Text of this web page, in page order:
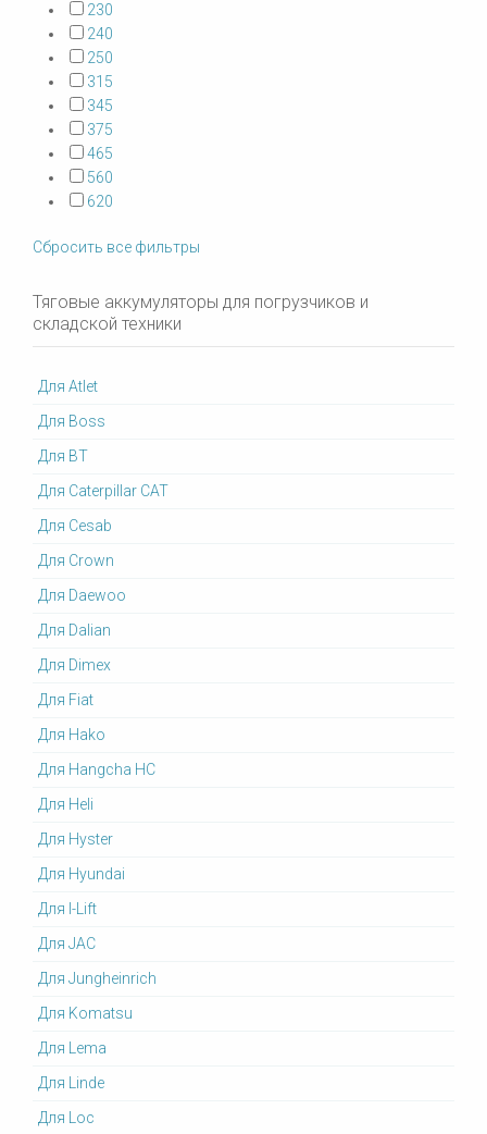
230
240
250
315
345
375
465
560
620
Сбросить все фильтры
Тяговые аккумуляторы для погрузчиков и
складской техники
Для Atlet
Для Boss
Для BT
Для Caterpillar CAT
Для Cesab
Для Crown
Для Daewoo
Для Dalian
Для Dimex
Для Fiat
Для Hako
Для Hangcha HC
Для Heli
Для Hyster
Для Hyundai
Для I-Lift
Для JAC
Для Jungheinrich
Для Komatsu
Для Lema
Для Linde
Для Loc